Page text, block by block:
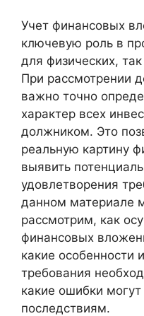
Учет финансовых
ключевую роль в
для физических,
При рассмотрении
важно точно
характер всех
должником. Это
реальную картину
выявить
удовлетворения
данном материале
рассмотрим, как
финансовых
какие особенности
требования
какие ошибки
последствиям.